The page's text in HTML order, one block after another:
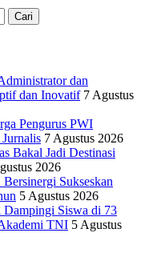
dan
dan Inovatif 7 Agustus
Pengurus PWI
7 Agustus 2026
Bakal Jadi Destinasi
2026
Sukseskan
5 Agustus 2026
Siswa di 73
TNI 5 Agustus